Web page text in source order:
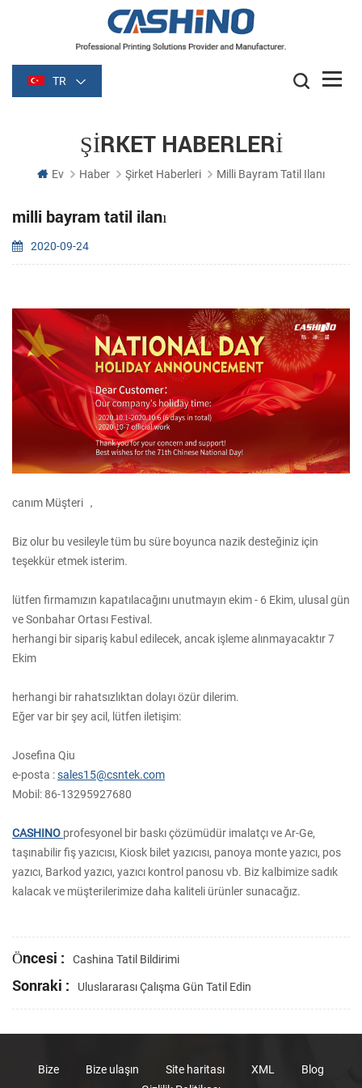
TR
ŞIRKET HABERLERI
Ev Haber Şirket Haberleri Milli Bayram Tatil Ilanı
milli bayram tatil ilanı
2020-09-24
canım Müşteri ，
Biz olur bu vesileyle tüm bu süre boyunca nazik desteğiniz için
teşekkür etmek isterim.
lütfen firmamızın kapatılacağını unutmayın ekim - 6 Ekim, ulusal gün
ve Sonbahar Ortası Festival.
herhangi bir sipariş kabul edilecek, ancak işleme alınmayacaktır 7
Ekim
herhangi bir rahatsızlıktan dolayı özür dilerim.
Eğer var bir şey acil, lütfen iletişim:
Josefina Qiu
e-posta :sales15@csntek.com
Mobil: 86-13295927680
CASHINO profesyonel bir baskı çözümüdür imalatçı ve Ar-Ge,
taşınabilir fiş yazıcısı, Kiosk bilet yazıcısı, panoya monte yazıcı, pos
yazıcı, Barkod yazıcı, yazıcı kontrol panosu vb. Biz kalbimize sadık
kalacak ve müşterilerimize daha kaliteli ürünler sunacağız.
Öncesi : Cashina Tatil Bildirimi
Sonraki : Uluslararası Çalışma Gün Tatil Edin
Bize Bize ulaşın Site haritası XML
Blog